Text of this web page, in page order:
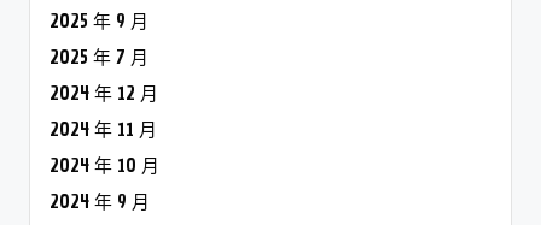
2025 年 9 月
2025 年 7 月
2024 年 12 月
2024 年 11 月
2024 年 10 月
2024 年 9 月